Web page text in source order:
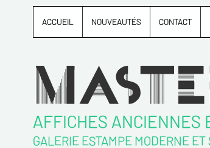
ACCUEIL NOUVEAUTÉS CONTACT
AFFICHES ANCIENNES
GALERIE ESTAMPE MODERNE ET